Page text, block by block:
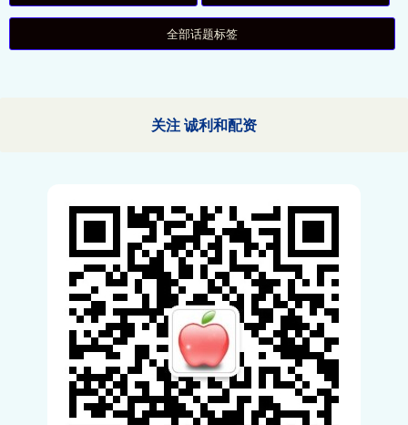
全部话题标签
关注 诚利和配资